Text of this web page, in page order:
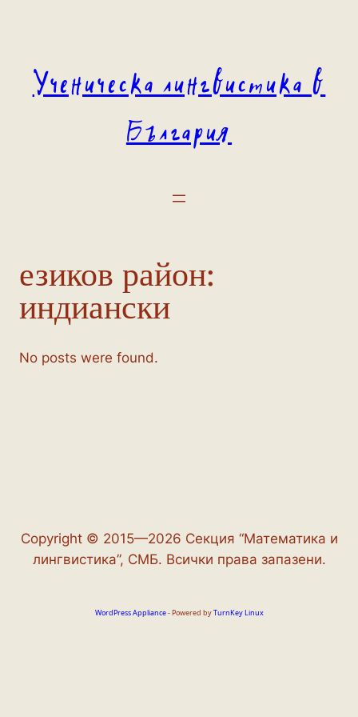
Ученическа лингвистика в
България
езиков район:
индиански
No posts were found.
Copyright © 2015—2026 Секция “Математика и
лингвистика”, СМБ. Всички права запазени.
WordPress Appliance- Powered byTurnKey Linux